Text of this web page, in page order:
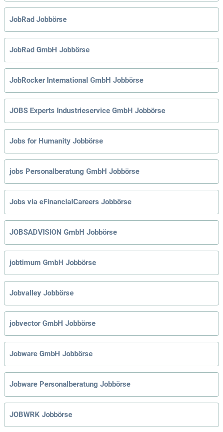
JobRad Jobbörse
JobRad GmbH Jobbörse
JobRocker International GmbH Jobbörse
JOBS Experts Industrieservice GmbH Jobbörse
Jobs for Humanity Jobbörse
jobs Personalberatung GmbH Jobbörse
Jobs via eFinancialCareers Jobbörse
JOBSADVISION GmbH Jobbörse
jobtimum GmbH Jobbörse
Jobvalley Jobbörse
jobvector GmbH Jobbörse
Jobware GmbH Jobbörse
Jobware Personalberatung Jobbörse
JOBWRK Jobbörse